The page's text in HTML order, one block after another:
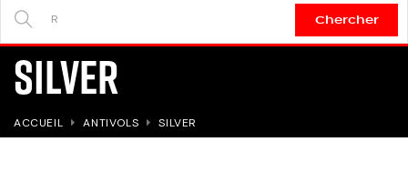
Chercher
SILVER
ACCUEIL ANTIVOLS SILVER